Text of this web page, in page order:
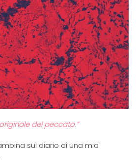
del peccato.”
sul diario di una mia